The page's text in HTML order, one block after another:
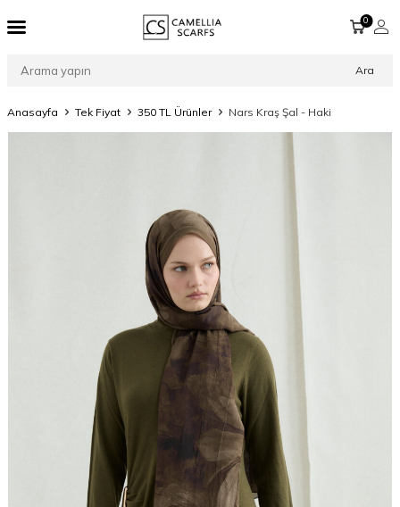
Ara
0
Anasayfa Tek Fiyat 350 TL Ürünler Nars Kraş Şal - Haki